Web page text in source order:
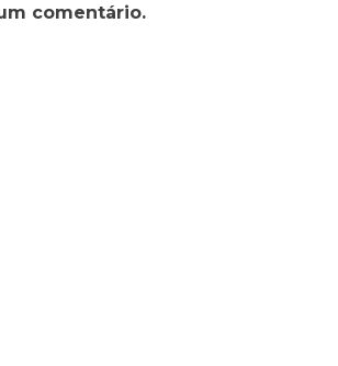
comentário.